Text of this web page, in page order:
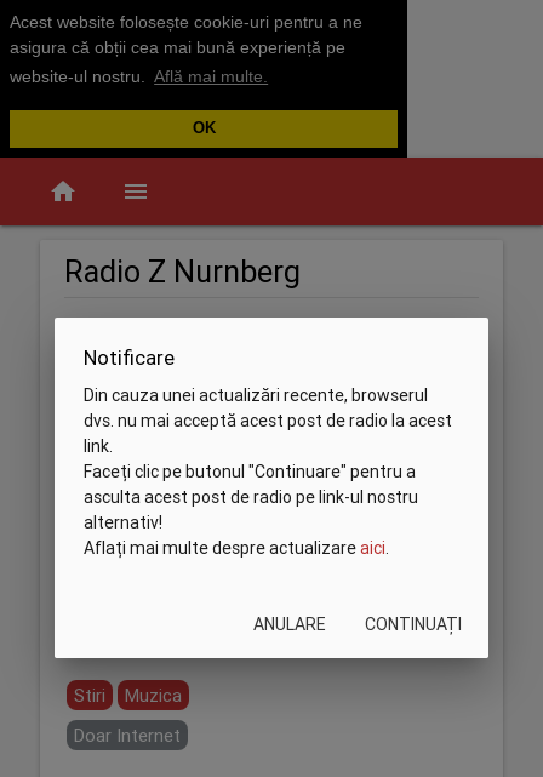
Acest website folosește cookie-uri pentru a ne
asigura că obții cea mai bună experiență pe
website-ul nostru.
Află mai multe.
OK
home menu
Radio Z Nurnberg
Notificare
Din cauza unei actualizări recente, browserul
dvs. nu mai acceptă acest post de radio la acest
link.
Faceți clic pe butonul "Continuare" pentru a
asculta acest post de radio pe link-ul nostru
alternativ!
Aflați mai multe despre actualizareaici.
ANULARE CONTINUAȚI
Stiri
Muzica
Doar Internet